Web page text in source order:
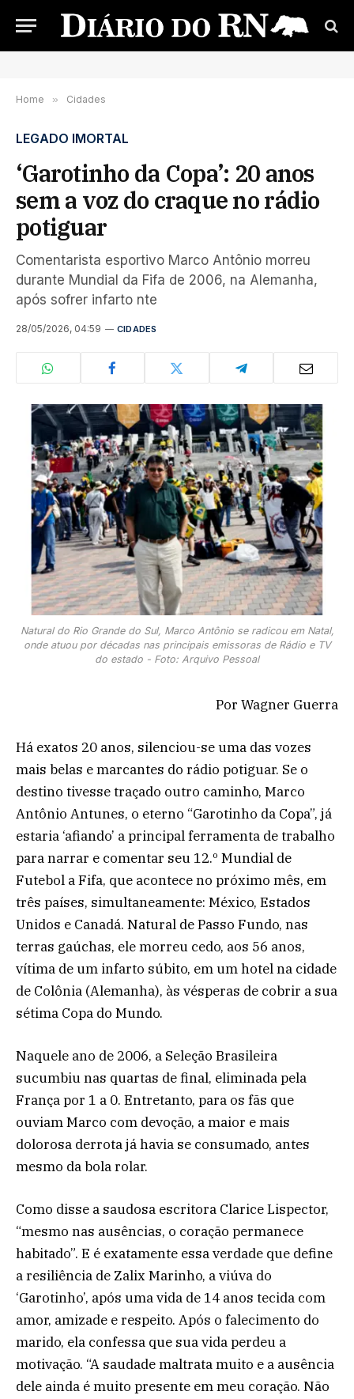
Home » Cidades
LEGADO IMORTAL
‘Garotinho da Copa’: 20 anos
sem a voz do craque no rádio
potiguar
Comentarista esportivo Marco Antônio morreu
durante Mundial da Fifa de 2006, na Alemanha,
após sofrer infarto nte
28/05/2026, 04:59 CIDADES
Natural do Rio Grande do Sul, Marco Antônio se radicou em Natal,
onde atuou por décadas nas principais emissoras de Rádio e TV
do estado - Foto: Arquivo Pessoal
Por Wagner Guerra
Há exatos 20 anos, silenciou-se uma das vozes
mais belas e marcantes do rádio potiguar. Se o
destino tivesse traçado outro caminho, Marco
Antônio Antunes, o eterno “Garotinho da Copa”, já
estaria ‘afiando’ a principal ferramenta de trabalho
para narrar e comentar seu 12.º Mundial de
Futebol a Fifa, que acontece no próximo mês, em
três países, simultaneamente: México, Estados
Unidos e Canadá. Natural de Passo Fundo, nas
terras gaúchas, ele morreu cedo, aos 56 anos,
vítima de um infarto súbito, em um hotel na cidade
de Colônia (Alemanha), às vésperas de cobrir a sua
sétima Copa do Mundo.
Naquele ano de 2006, a Seleção Brasileira
sucumbiu nas quartas de final, eliminada pela
França por 1 a 0. Entretanto, para os fãs que
ouviam Marco com devoção, a maior e mais
dolorosa derrota já havia se consumado, antes
mesmo da bola rolar.
Como disse a saudosa escritora Clarice Lispector,
“mesmo nas ausências, o coração permanece
habitado”. E é exatamente essa verdade que define
a resiliência de Zalix Marinho, a viúva do
‘Garotinho’, após uma vida de 14 anos tecida com
amor, amizade e respeito. Após o falecimento do
marido, ela confessa que sua vida perdeu a
motivação. “A saudade maltrata muito e a ausência
dele ainda é muito presente em meu coração. Não